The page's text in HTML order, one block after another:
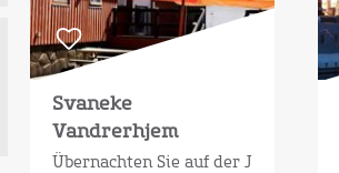
Svaneke
Vandrerhjem
Übernachten Sie auf der J